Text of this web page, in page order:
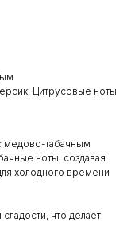
Цитрусовые ноты
медово-табачным
ноты, создавая
холодного времени
что делает